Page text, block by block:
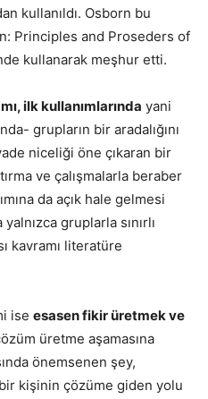
kullanıldı. Osborn bu
Principles and Proseders of
kullanarak meşhur etti.
ilk kullanımlarında yani
grupların bir aradalığını
niceliği öne çıkaran bir
ve çalışmalarla beraber
da açık hale gelmesi
gruplarla sınırlı
kavramı literatüre
ise esasen fikir üretmek ve
üretme aşamasına
önemsenen şey,
kişinin çözüme giden yolu